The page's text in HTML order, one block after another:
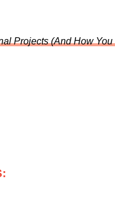
Projects (And How